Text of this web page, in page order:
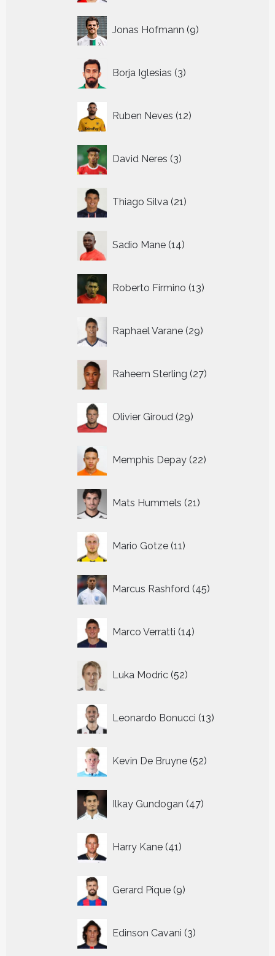
Jonas Hofmann 9
producten
Borja Iglesias 3
producten
Ruben Neves 12
producten
David Neres 3
producten
Thiago Silva 21
producten
Sadio Mane 14
producten
Roberto Firmino 13
producten
Raphael Varane 29
producten
Raheem Sterling 27
producten
Olivier Giroud 29
producten
Memphis Depay 22
producten
Mats Hummels 21
producten
Mario Gotze 11
producten
Marcus Rashford 45
producten
Marco Verratti 14
producten
Luka Modric 52
producten
Leonardo Bonucci 13
producten
Kevin De Bruyne 52
producten
Ilkay Gundogan 47
producten
Harry Kane 41
producten
Gerard Pique 9
producten
Edinson Cavani 3
producten